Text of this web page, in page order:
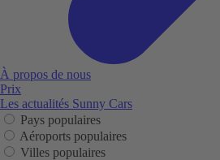
À propos de nous
Prix
Les actualités Sunny Cars
Pays populaires
Aéroports populaires
Villes populaires